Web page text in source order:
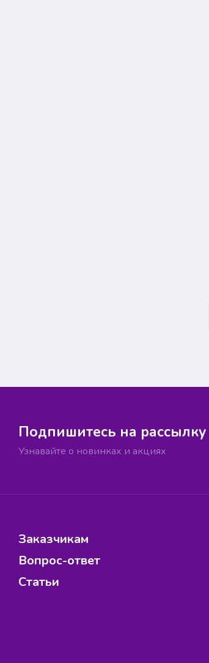
Подпишитесь на рассылку
Узнавайте о новинках и акциях
Заказчикам
Вопрос-ответ
Статьи